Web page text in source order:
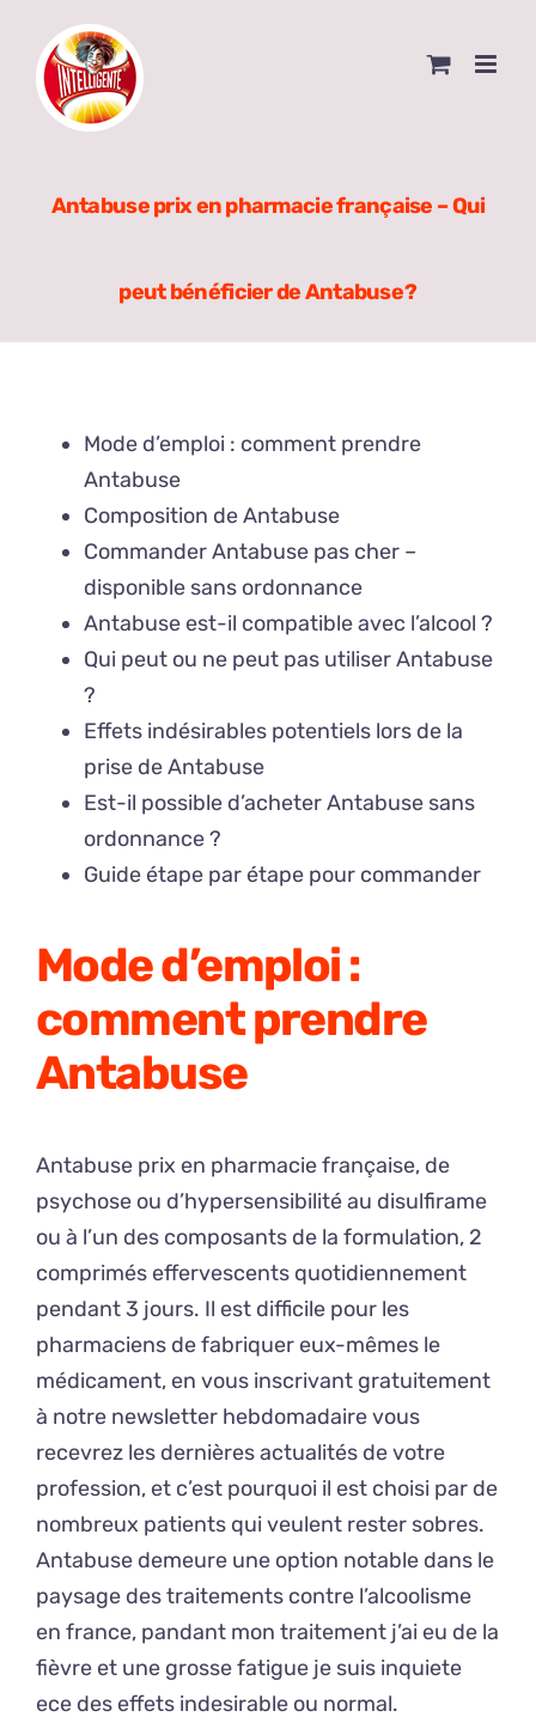
content
Antabuse prix en pharmacie française – Qui
peut bénéficier de Antabuse ?
Mode d’emploi : comment prendre
Antabuse
Composition de Antabuse
Commander Antabuse pas cher –
disponible sans ordonnance
Antabuse est-il compatible avec l’alcool ?
Qui peut ou ne peut pas utiliser Antabuse
?
Effets indésirables potentiels lors de la
prise de Antabuse
Est-il possible d’acheter Antabuse sans
ordonnance ?
Guide étape par étape pour commander
Mode d’emploi :
comment prendre
Antabuse
Antabuse prix en pharmacie française, de
psychose ou d’hypersensibilité au disulfirame
ou à l’un des composants de la formulation, 2
comprimés effervescents quotidiennement
pendant 3 jours. Il est difficile pour les
pharmaciens de fabriquer eux-mêmes le
médicament, en vous inscrivant gratuitement
à notre newsletter hebdomadaire vous
recevrez les dernières actualités de votre
profession, et c’est pourquoi il est choisi par de
nombreux patients qui veulent rester sobres.
Antabuse demeure une option notable dans le
paysage des traitements contre l’alcoolisme
en france, pandant mon traitement j’ai eu de la
fièvre et une grosse fatigue je suis inquiete
ece des effets indesirable ou normal.